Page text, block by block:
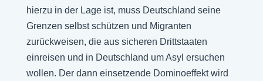
hierzu in der Lage ist, muss Deutschland seine
Grenzen selbst schützen und Migranten
zurückweisen, die aus sicheren Drittstaaten
einreisen und in Deutschland um Asyl ersuchen
wollen. Der dann einsetzende Dominoeffekt wird